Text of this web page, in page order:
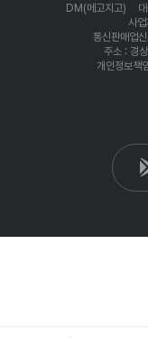
DM(메고지고)
사
통신판매업
주소 : 경
개인정보